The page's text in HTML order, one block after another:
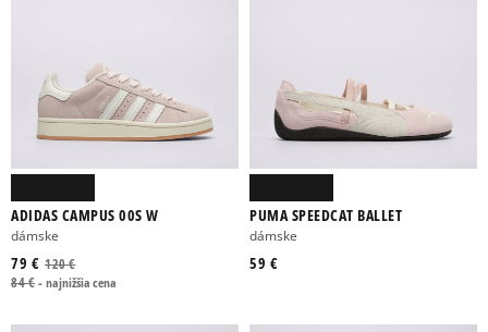
ADIDAS CAMPUS 00S W
dámske
120 €
79 €
84 €-najnižšia cena
PUMA SPEEDCAT BALLET
dámske
59 €